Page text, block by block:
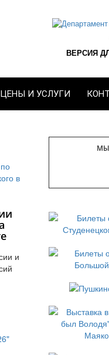
ВЕРСИЯ
ЦЕНЫ И УСЛУГИ
и
МЫ